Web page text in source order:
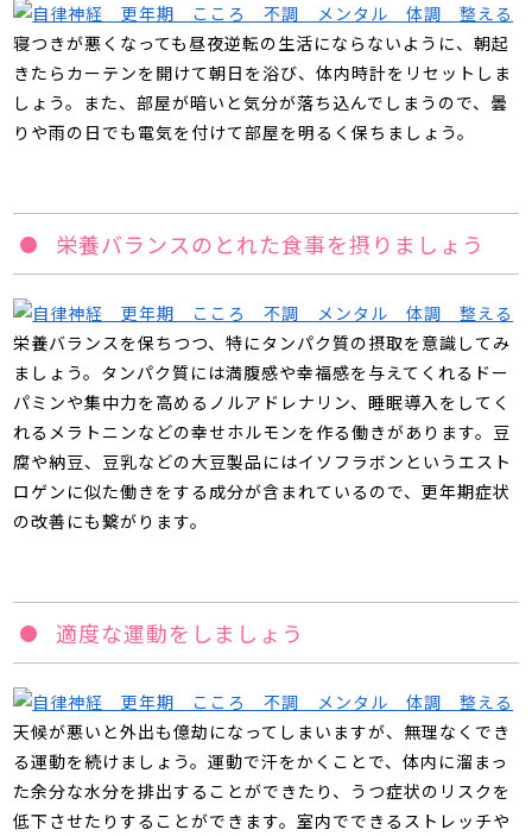
寝つきが悪くなっても昼夜逆転の生活にならないように、朝起
きたらカーテンを開けて朝日を浴び、体内時計をリセットしま
しょう。また、部屋が暗いと気分が落ち込んでしまうので、曇
りや雨の日でも電気を付けて部屋を明るく保ちましょう。
栄養バランスのとれた食事を摂りましょう
栄養バランスを保ちつつ、特にタンパク質の摂取を意識してみ
ましょう。タンパク質には満腹感や幸福感を与えてくれるドー
パミンや集中力を高めるノルアドレナリン、睡眠導入をしてく
れるメラトニンなどの幸せホルモンを作る働きがあります。豆
腐や納豆、豆乳などの大豆製品にはイソフラボンというエスト
ロゲンに似た働きをする成分が含まれているので、更年期症状
の改善にも繋がります。
適度な運動をしましょう
天候が悪いと外出も億劫になってしまいますが、無理なくでき
る運動を続けましょう。運動で汗をかくことで、体内に溜まっ
た余分な水分を排出することができたり、うつ症状のリスクを
低下させたりすることができます。室内でできるストレッチや